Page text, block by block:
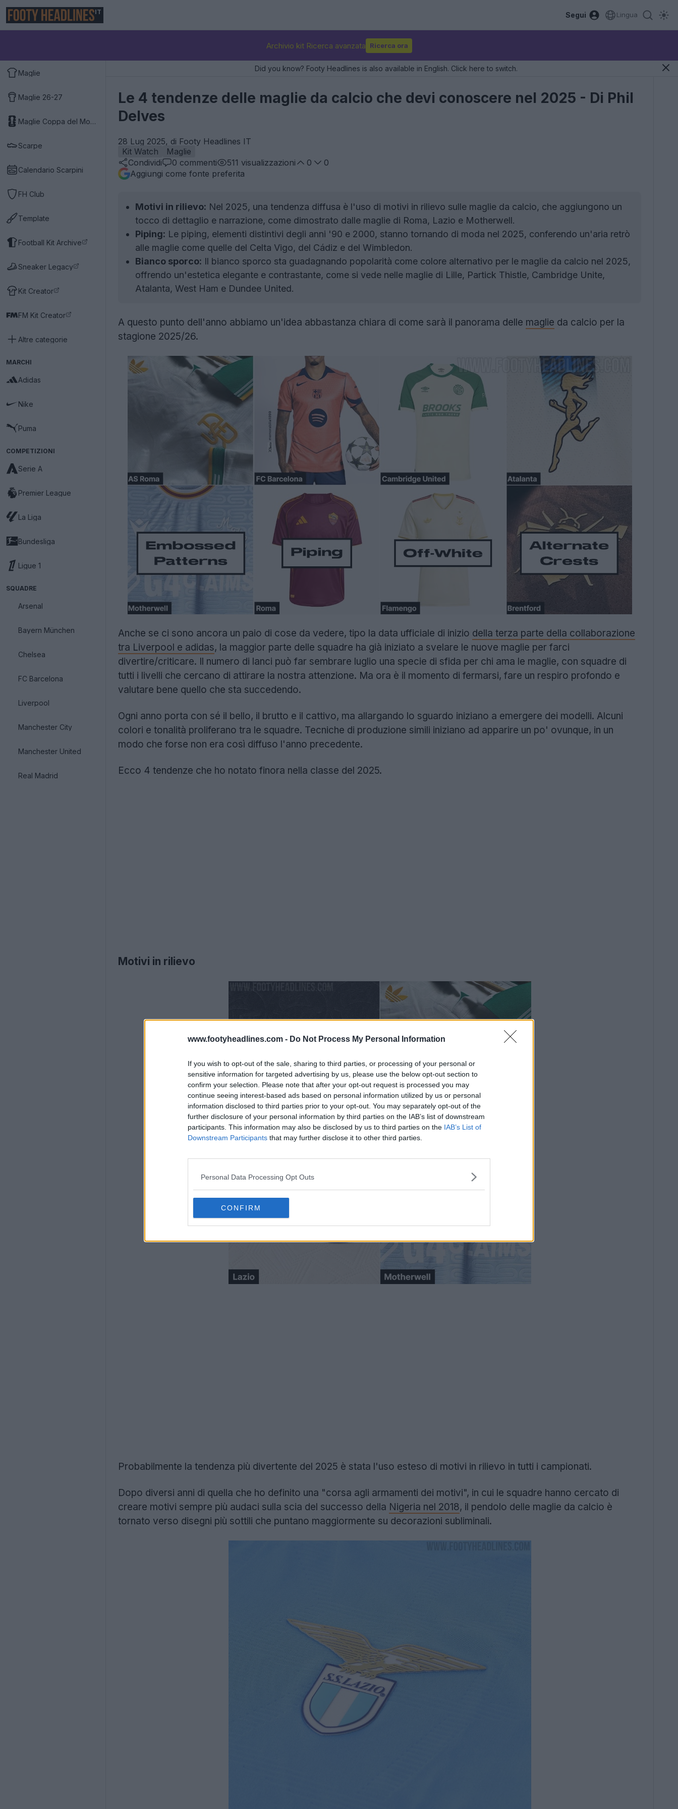
www.footyheadlines.com - Do Not Process My Personal Information
If you wish to opt-out of the sale, sharing to third parties, or processing of your personal or
sensitive information for targeted advertising by us, please use the below opt-out section to
confirm your selection. Please note that after your opt-out request is processed you may
continue seeing interest-based ads based on personal information utilized by us or personal
information disclosed to third parties prior to your opt-out. You may separately opt-out of the
further disclosure of your personal information by third parties on the IAB’s list of downstream
participants. This information may also be disclosed by us to third parties on the IAB’s List of
Downstream Participants that may further disclose it to other third parties.
Personal Data Processing Opt Outs
CONFIRM
IT Segui Lingua
Archivio kit Ricerca avanzata Ricerca ora
Maglie
Maglie 26-27
Maglie Coppa del Mondo 2026
Scarpe
Calendario Scarpini
FH Club
Template
Football Kit Archive
Sneaker Legacy
Kit Creator
FM Kit Creator
Altre categorie
MARCHI
Adidas
Nike
Puma
COMPETIZIONI
Serie A
Premier League
La Liga
Bundesliga
Ligue 1
SQUADRE
Arsenal
Bayern München
Chelsea
FC Barcelona
Liverpool
Manchester City
Manchester United
Real Madrid
Did you know? Footy Headlines is also available in English. Click here to switch.
Le 4 tendenze delle maglie da calcio che devi conoscere nel 2025 - Di Phil
Delves
28 Lug 2025, di Footy Headlines IT
Kit Watch
Maglie
Condividi
0 commenti 511 visualizzazioni 0
0
Aggiungi come fonte preferita
Motivi in rilievo: Nel 2025, una tendenza diffusa è l'uso di motivi in rilievo sulle maglie da calcio, che aggiungono un
tocco di dettaglio e narrazione, come dimostrato dalle maglie di Roma, Lazio e Motherwell.
Piping: Le piping, elementi distintivi degli anni '90 e 2000, stanno tornando di moda nel 2025, conferendo un'aria retrò
alle maglie come quelle del Celta Vigo, del Cádiz e del Wimbledon.
Bianco sporco: Il bianco sporco sta guadagnando popolarità come colore alternativo per le maglie da calcio nel 2025,
offrendo un'estetica elegante e contrastante, come si vede nelle maglie di Lille, Partick Thistle, Cambridge Unite,
Atalanta, West Ham e Dundee United.
A questo punto dell'anno abbiamo un'idea abbastanza chiara di come sarà il panorama delle maglie da calcio per la
stagione 2025/26.
Anche se ci sono ancora un paio di cose da vedere, tipo la data ufficiale di inizio della terza parte della collaborazione
tra Liverpool e adidas, la maggior parte delle squadre ha già iniziato a svelare le nuove maglie per farci
divertire/criticare. Il numero di lanci può far sembrare luglio una specie di sfida per chi ama le maglie, con squadre di
tutti i livelli che cercano di attirare la nostra attenzione. Ma ora è il momento di fermarsi, fare un respiro profondo e
valutare bene quello che sta succedendo.
Ogni anno porta con sé il bello, il brutto e il cattivo, ma allargando lo sguardo iniziano a emergere dei modelli. Alcuni
colori e tonalità proliferano tra le squadre. Tecniche di produzione simili iniziano ad apparire un po' ovunque, in un
modo che forse non era così diffuso l'anno precedente.
Ecco 4 tendenze che ho notato finora nella classe del 2025.
Motivi in rilievo
Probabilmente la tendenza più divertente del 2025 è stata l'uso esteso di motivi in rilievo in tutti i campionati.
Dopo diversi anni di quella che ho definito una "corsa agli armamenti dei motivi", in cui le squadre hanno cercato di
creare motivi sempre più audaci sulla scia del successo della Nigeria nel 2018, il pendolo delle maglie da calcio è
tornato verso disegni più sottili che puntano maggiormente su decorazioni subliminali.